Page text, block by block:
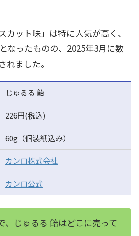
カット味」は特に人気が高く、
なったものの、2025年3月に数
ました。
じゅるる 飴
226円(税込)
60g（個装紙込み）
カンロ株式会社
カンロ公式
、じゅるる 飴はどこに売って